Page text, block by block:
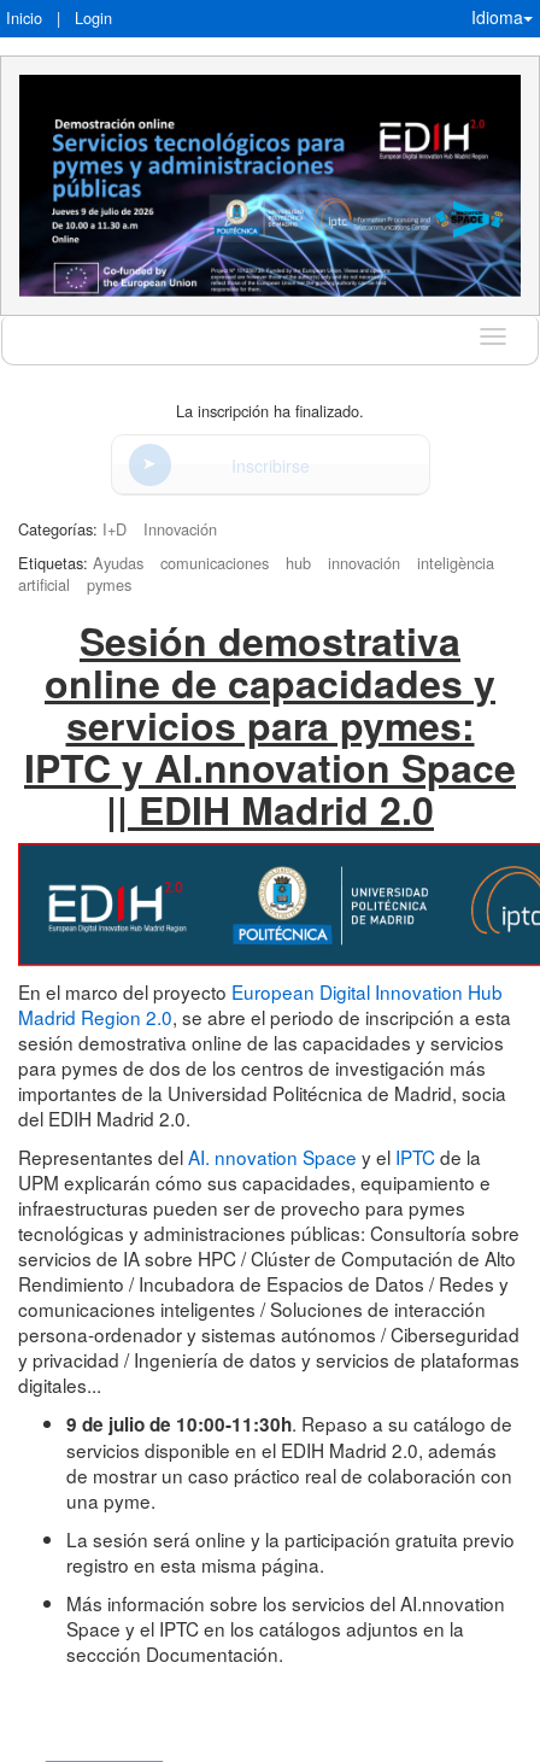
Inicio | Login Idioma
Idioma
La inscripción ha finalizado.
Inscribirse
Categorías: I+D
Innovación
Etiquetas: Ayudas comunicaciones hub innovación
inteligència
artificial
pymes
Sesión demostrativa
online de capacidades y
servicios para pymes:
IPTC y AI.nnovation Space
|| EDIH Madrid 2.0
En el marco del proyecto European Digital Innovation Hub
Madrid Region 2.0, se abre el periodo de inscripción a esta
sesión demostrativa online de las capacidades y servicios
para pymes de dos de los centros de investigación más
importantes de la Universidad Politécnica de Madrid, socia
del EDIH Madrid 2.0.
Representantes delAI. nnovation Space y el IPTCde la
UPM explicarán cómo sus capacidades, equipamiento e
infraestructuras pueden ser de provecho para pymes
tecnológicas y administraciones públicas: Consultoría sobre
servicios de IA sobre HPC / Clúster de Computación de Alto
Rendimiento / Incubadora de Espacios de Datos / Redes y
comunicaciones inteligentes / Soluciones de interacción
persona-ordenador y sistemas autónomos / Ciberseguridad
y privacidad / Ingeniería de datos y servicios de plataformas
digitales...
9 de julio de 10:00-11:30h. Repaso a su catálogo de
servicios disponible en el EDIH Madrid 2.0, además
de mostrar un caso práctico real de colaboración con
una pyme.
La sesión será online y la participación gratuita previo
registro en esta misma página.
Más información sobre los servicios del AI.nnovation
Space y el IPTC en los catálogos adjuntos en la
seccción Documentación.